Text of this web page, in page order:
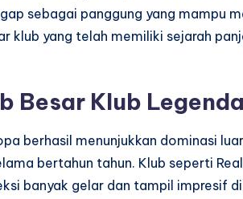
sebagai panggung yang mampu
klub yang telah memiliki sejarah
Besar Klub
berhasil menunjukkan dominasi
bertahun tahun. Klub seperti
banyak gelar dan tampil impresif